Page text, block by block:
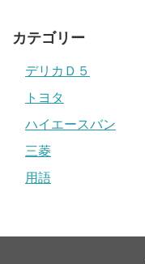
カテゴリー
デリカＤ５
トヨタ
ハイエースバン
三菱
用語